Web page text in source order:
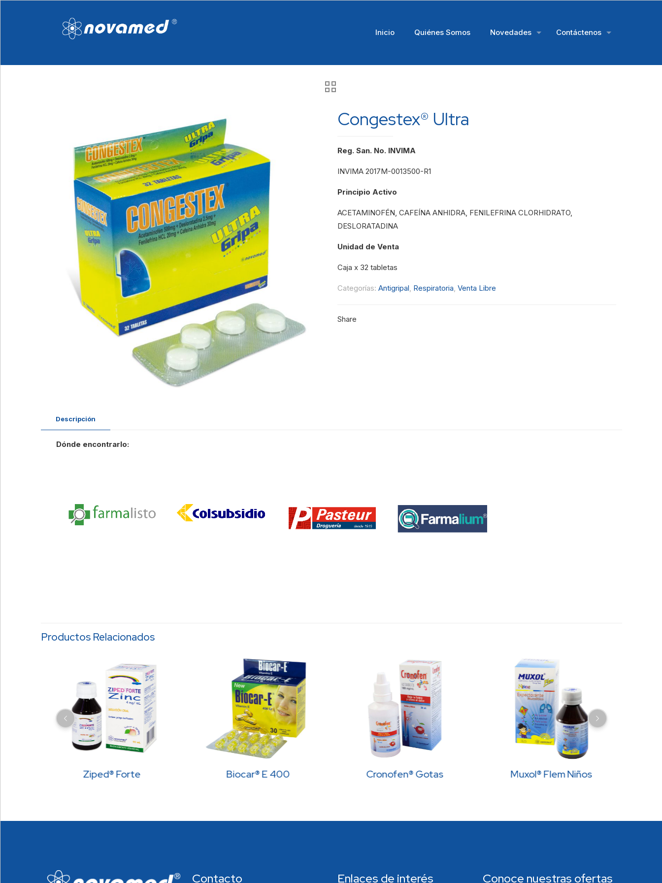
Inicio Quiénes Somos Novedades Contáctenos
Congestex® Ultra
Reg. San. No. INVIMA
INVIMA 2017M-0013500-R1
Principio Activo
ACETAMINOFÉN, CAFEÍNA ANHIDRA, FENILEFRINA CLORHIDRATO,
DESLORATADINA
Unidad de Venta
Caja x 32 tabletas
Categorías: Antigripal, Respiratoria, Venta Libre
Share
Descripción
Dónde encontrarlo:
Productos Relacionados
Ziped® Forte Biocar® E 400 Cronofen® Gotas Muxol® Flem Niños
Contacto Enlaces de interés Conoce nuestras ofertas